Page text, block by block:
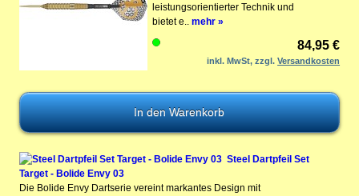
leistungsorientierter Technik und
bietet e.. mehr »
84,95 €
inkl. MwSt, zzgl.Versandkosten
Steel Dartpfeil Set
Target - Bolide Envy 03
Die Bolide Envy Dartserie vereint markantes Design mit